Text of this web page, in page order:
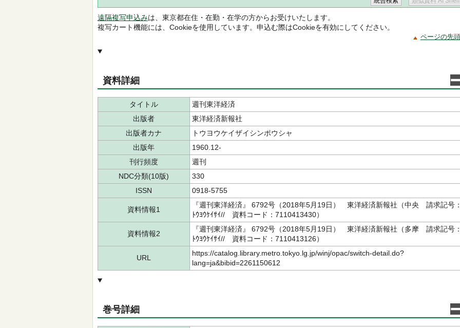
遠隔複写申込みは、東京都在住・在勤・在学の方からお受けいたします。
複写カート機能には、Cookieを使用しています。申込む際はCookieを有効にしてください。
ページの先
資料詳細
タイトル
週刊東洋経済
出版者
東洋経済新報社
出版者カナ
トウヨウケイザイシンポウシャ
出版年
1960.12-
刊行頻度
週刊
NDC分類(10版)
330
ISSN
0918-5755
資料情報1
『週刊東洋経済』 6792号（2018年5月19日） 東洋経済新報社（中央 請求記号
ﾄｳﾖｳｹｲｻｲ// 資料コード：7110413430）
資料情報2
『週刊東洋経済』 6792号（2018年5月19日） 東洋経済新報社（多摩 請求記号
ﾄｳﾖｳｹｲｻｲ// 資料コード：7110413126）
URL
https://catalog.library.metro.tokyo.lg.jp/winj/opac/switch-detail.do?
lang=ja&bibid=2261150612
巻号詳細